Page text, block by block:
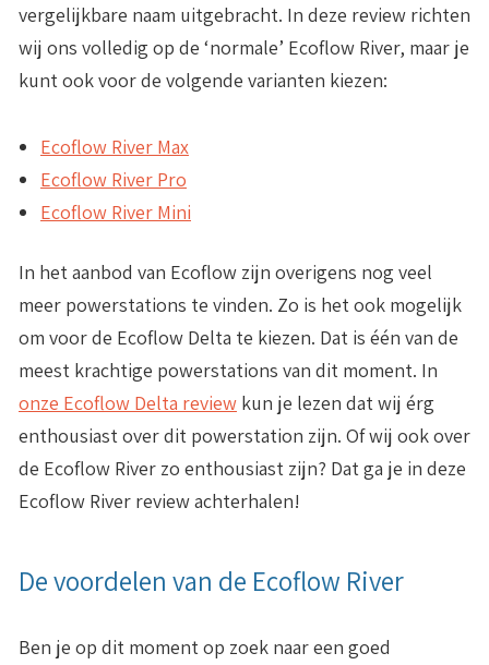
vergelijkbare naam uitgebracht. In deze review richten
wij ons volledig op de ‘normale’ Ecoflow River, maar je
kunt ook voor de volgende varianten kiezen:
Ecoflow River Max
Ecoflow River Pro
Ecoflow River Mini
In het aanbod van Ecoflow zijn overigens nog veel
meer powerstations te vinden. Zo is het ook mogelijk
om voor de Ecoflow Delta te kiezen. Dat is één van de
meest krachtige powerstations van dit moment. In
onze Ecoflow Delta review kun je lezen dat wij érg
enthousiast over dit powerstation zijn. Of wij ook over
de Ecoflow River zo enthousiast zijn? Dat ga je in deze
Ecoflow River review achterhalen!
De voordelen van de Ecoflow River
Ben je op dit moment op zoek naar een goed